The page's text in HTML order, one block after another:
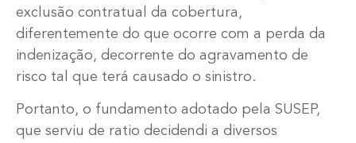
exclusão contratual da cobertura,
diferentemente do que ocorre com a perda da
indenização, decorrente do agravamento de
risco tal que terá causado o sinistro.
Portanto, o fundamento adotado pela SUSEP,
que serviu de ratio decidendi a diversos